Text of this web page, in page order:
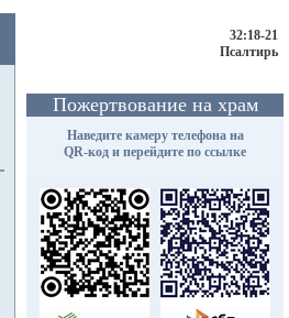
32:18-21
Псалтирь
Пожертвование на храм
Наведите камеру телефона на
QR-код и перейдите по ссылке